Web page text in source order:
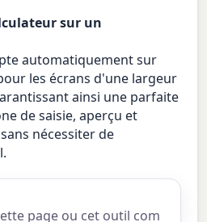
sur un
automatiquement sur
les écrans d'une largeur
ainsi une parfaite
de saisie, aperçu et
nécessiter de
page ou cet outil com